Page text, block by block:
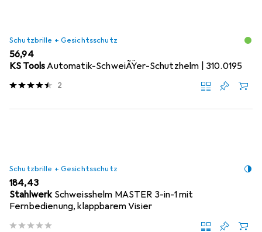
Schutzbrille + Gesichtsschutz
EUR
56,94
KS ToolsAutomatik-SchweiÃŸer-Schutzhelm | 310.0195
2
Schutzbrille + Gesichtsschutz
EUR
184,43
Stahlwerk Schweisshelm MASTER 3-in-1 mit
Fernbedienung, klappbarem Visier